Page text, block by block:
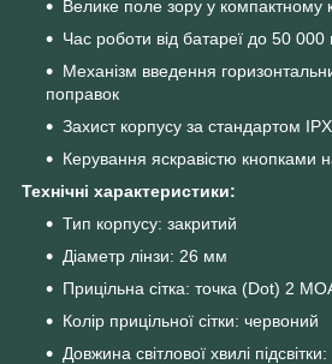
Велике поле зору у компактному
Час роботи від батареї до 50 000
Механізм введення
поправок
Захист корпусу за стандартом
Керування яскравістю кнопками
Технічні характеристики:
Тип корпусу: закритий
Діаметр лінзи: 26 мм
Прицільна сітка: точка (Dot) 2
Колір прицільної сітки: червоний
Довжина світлової хвилі